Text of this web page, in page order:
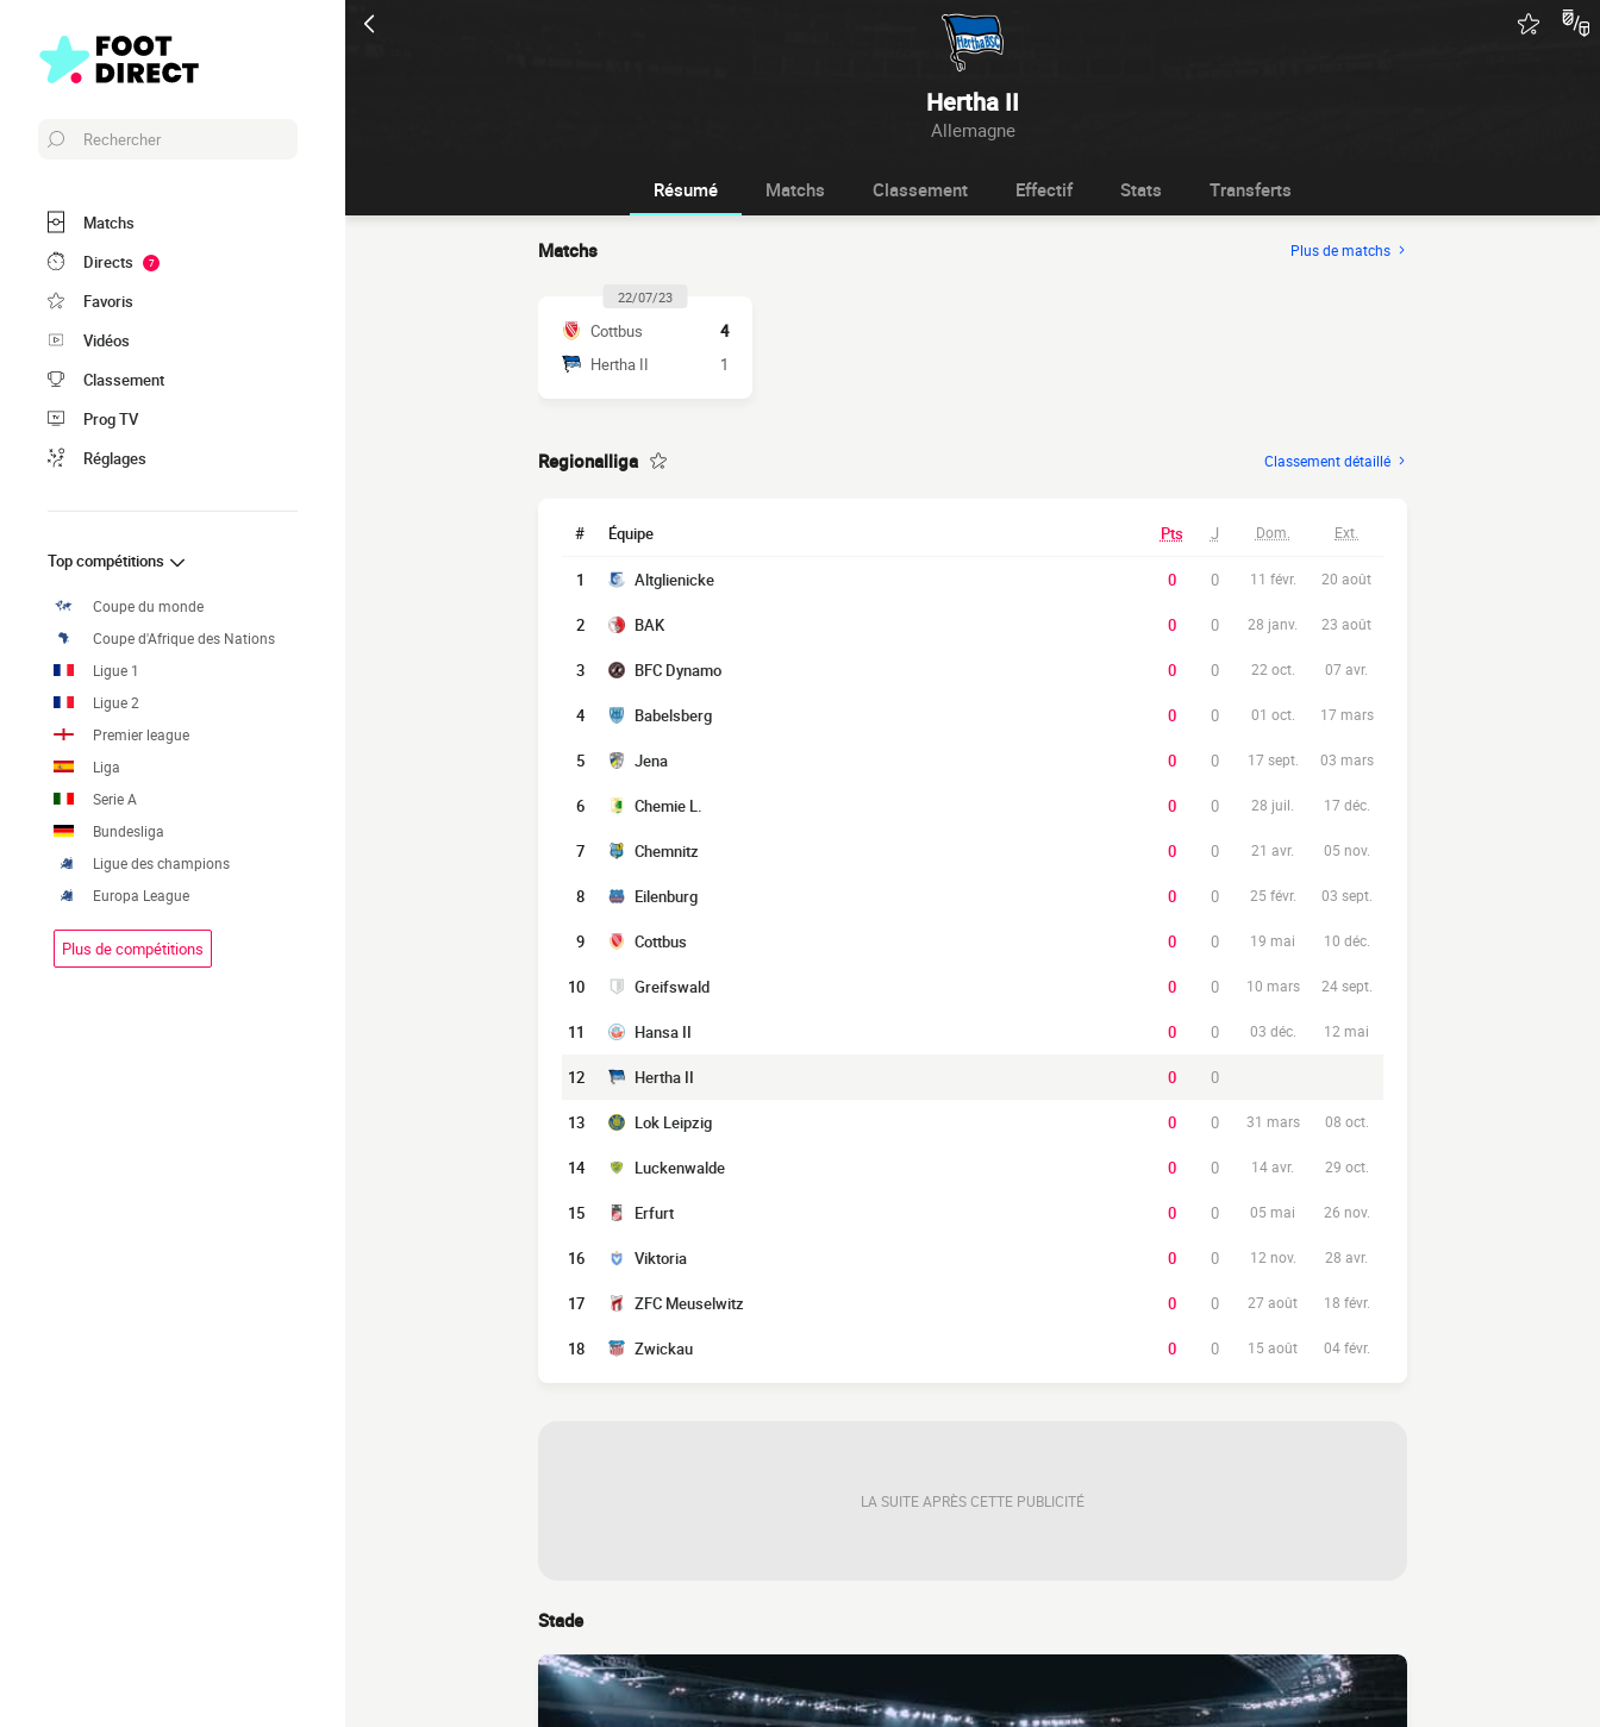
Hertha II
Allemagne
Rechercher
Matchs
Directs
7
Favoris
Vidéos
Classement
Prog TV
Réglages
Top compétitions
Coupe du monde
Coupe d'Afrique des Nations
Ligue 1
Ligue 2
Premier league
Liga
Serie A
Bundesliga
Ligue des champions
Europa League
Plus de compétitions
Résumé Matchs Classement Effectif Stats Transferts
Matchs Plus de matchs
22/07/23
Cottbus
4
Hertha II
1
Regionalliga Classement détaillé
# Équipe Pts J Dom. Ext.
1 Altglienicke 0 0 11 févr. 20 août
2 BAK 0 0 28 janv. 23 août
3 BFC Dynamo 0 0 22 oct. 07 avr.
4 Babelsberg 0 0 01 oct. 17 mars
5 Jena 0 0 17 sept. 03 mars
6 Chemie L. 0 0 28 juil. 17 déc.
7 Chemnitz 0 0 21 avr. 05 nov.
8 Eilenburg 0 0 25 févr. 03 sept.
9 Cottbus 0 0 19 mai 10 déc.
10 Greifswald 0 0 10 mars 24 sept.
11 Hansa II 0 0 03 déc. 12 mai
12 Hertha II 0 0
13 Lok Leipzig 0 0 31 mars 08 oct.
14 Luckenwalde 0 0 14 avr. 29 oct.
15 Erfurt 0 0 05 mai 26 nov.
16 Viktoria 0 0 12 nov. 28 avr.
17 ZFC Meuselwitz 0 0 27 août 18 févr.
18 Zwickau 0 0 15 août 04 févr.
LA SUITE APRÈS CETTE PUBLICITÉ
Stade